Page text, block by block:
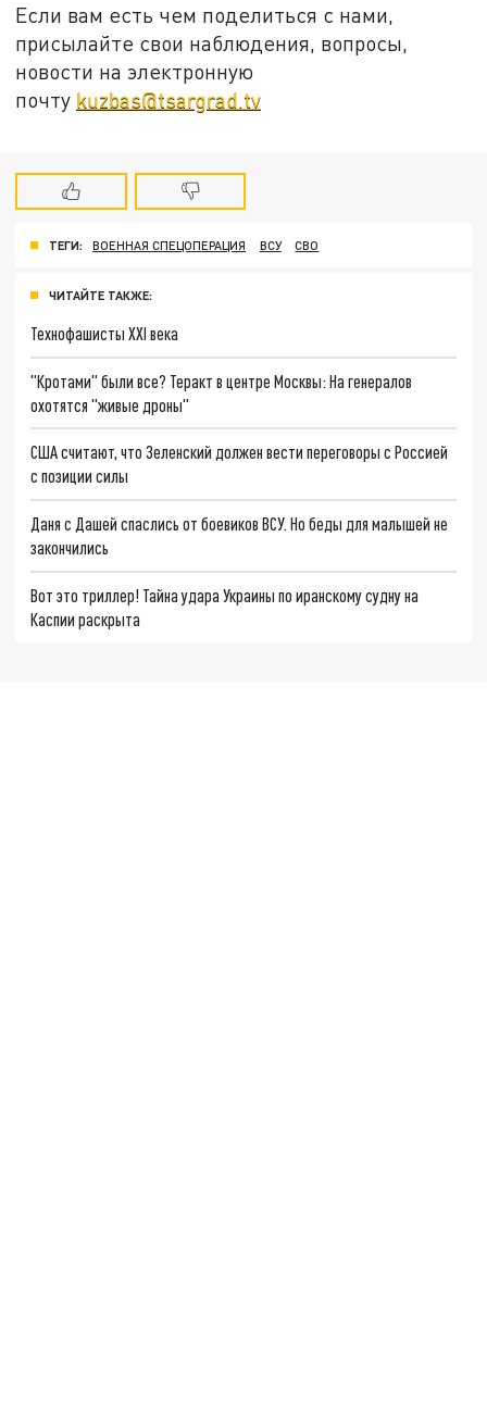
Если вам есть чем поделиться с нами,
присылайте свои наблюдения, вопросы,
новости на электронную
почту kuzbas@tsargrad.tv
ТЕГИ: ВОЕННАЯ СПЕЦОПЕРАЦИЯ ВСУ СВО
ЧИТАЙТЕ ТАКЖЕ:
Технофашисты XXI века
"Кротами" были все? Теракт в центре Москвы: На генералов
охотятся "живые дроны"
США считают, что Зеленский должен вести переговоры с Россией
с позиции силы
Даня с Дашей спаслись от боевиков ВСУ. Но беды для малышей не
закончились
Вот это триллер! Тайна удара Украины по иранскому судну на
Каспии раскрыта